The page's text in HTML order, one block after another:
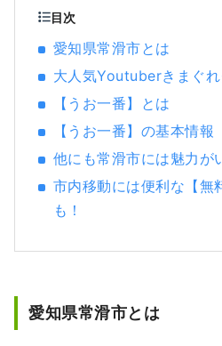
目次
愛知県常滑市とは
大人気Youtuberきまぐ
【うお一番】とは
【うお一番】の基本情報
他にも常滑市には魅力が
市内移動には便利な【無
も！
愛知県常滑市とは